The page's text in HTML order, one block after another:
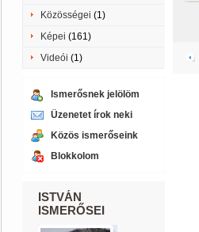
Közösségei (1)
Képei (161)
Videói (1)
Ismerősnek jelölöm
Üzenetet írok neki
Közös ismerőseink
Blokkolom
ISTVÁN
ISMERŐSEI